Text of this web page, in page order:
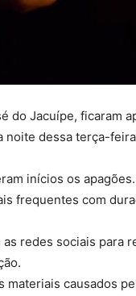
do Jacuípe, ficaram
dessa terça-
inícios os
frequentes com
redes sociais para
materiais causados